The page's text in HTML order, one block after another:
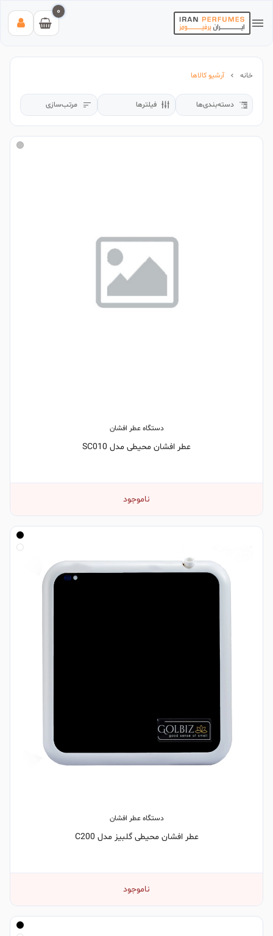
0
بیشترین جستجوی‌های اخیر:
خانه آرشیو کالاها
دسته‌بندی‌ها فیلترها مرتب‌سازی
دستگاه عطر افشان
عطر افشان محیطی مدل SC010
ناموجود
دستگاه عطر افشان
عطر افشان محیطی گلبیز مدل C200
ناموجود